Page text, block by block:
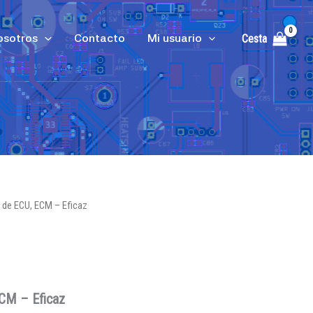
Contacto Mi usuario Cesta
ECU, ECM – Eficaz
– Eficaz